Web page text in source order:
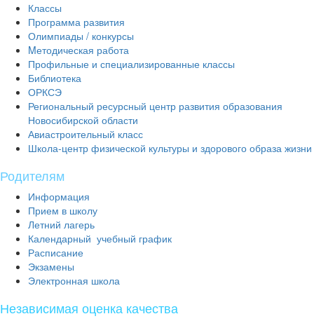
Классы
Программа развития
Олимпиады / конкурсы
Mетодическая работа
Профильные и специализированные классы
Библиотека
ОРКСЭ
Региональный ресурсный центр развития образования
Новосибирской области
Авиастроительный класс
Школа-центр физической культуры и здорового образа жизни
Родителям
Информация
Прием в школу
Летний лагерь
Календарный учебный график
Расписание
Экзамены
Электронная школа
Независимая оценка качества